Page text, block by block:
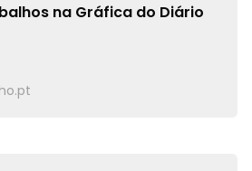
na Gráfica do Diário